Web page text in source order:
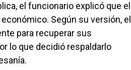
el funcionario explicó que el
Según su versión, el
para recuperar sus
lo que decidió respaldarlo